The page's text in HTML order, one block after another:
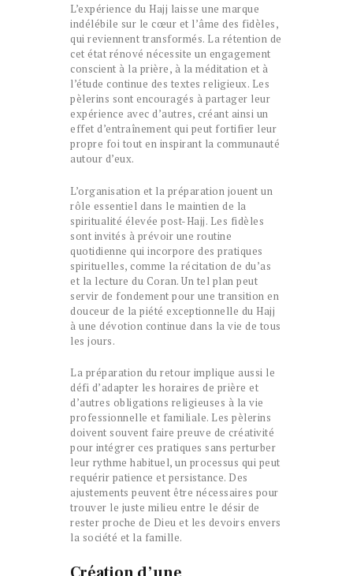
L’expérience du Hajj laisse une marque
indélébile sur le cœur et l’âme des fidèles,
qui reviennent transformés. La rétention de
cet état rénové nécessite un engagement
conscient à la prière, à la méditation et à
l’étude continue des textes religieux. Les
pèlerins sont encouragés à partager leur
expérience avec d’autres, créant ainsi un
effet d’entraînement qui peut fortifier leur
propre foi tout en inspirant la communauté
autour d’eux.
L’organisation et la préparation jouent un
rôle essentiel dans le maintien de la
spiritualité élevée post-Hajj. Les fidèles
sont invités à prévoir une routine
quotidienne qui incorpore des pratiques
spirituelles, comme la récitation de du’as
et la lecture du Coran. Un tel plan peut
servir de fondement pour une transition en
douceur de la piété exceptionnelle du Hajj
à une dévotion continue dans la vie de tous
les jours.
La préparation du retour implique aussi le
défi d’adapter les horaires de prière et
d’autres obligations religieuses à la vie
professionnelle et familiale. Les pèlerins
doivent souvent faire preuve de créativité
pour intégrer ces pratiques sans perturber
leur rythme habituel, un processus qui peut
requérir patience et persistance. Des
ajustements peuvent être nécessaires pour
trouver le juste milieu entre le désir de
rester proche de Dieu et les devoirs envers
la société et la famille.